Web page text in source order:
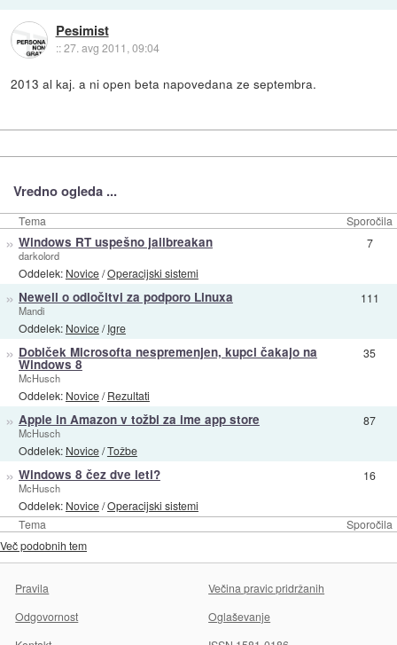
Pesimist
::27. avg 2011, 09:04
2013 al kaj. a ni open beta napovedana ze septembra.
Vredno ogleda ...
Tema Sporočila
Tema Sporočila
» Windows RT uspešno jailbreakan
darkolord
Oddelek: Novice/Operacijski sistemi
7
» Newell o odločitvi za podporo Linuxa
Mandi
Oddelek: Novice/Igre
111
» Dobiček Microsofta nespremenjen, kupci čakajo na
Windows 8
McHusch
Oddelek: Novice/Rezultati
35
» Apple in Amazon v tožbi za ime app store
McHusch
Oddelek: Novice/Tožbe
87
» Windows 8 čez dve leti?
McHusch
Oddelek: Novice/Operacijski sistemi
16
Več podobnih tem
Pravila
Večina pravic pridržanih
Odgovornost
Oglaševanje